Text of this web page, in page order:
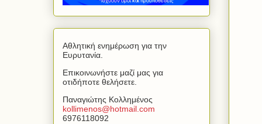
Αθλητική ενημέρωση για την
Ευρυτανία.
Επικοινωνήστε μαζί μας για
οτιδήποτε θελήσετε.
Παναγιώτης Κολλημένος
kollimenos@hotmail com
6976118092